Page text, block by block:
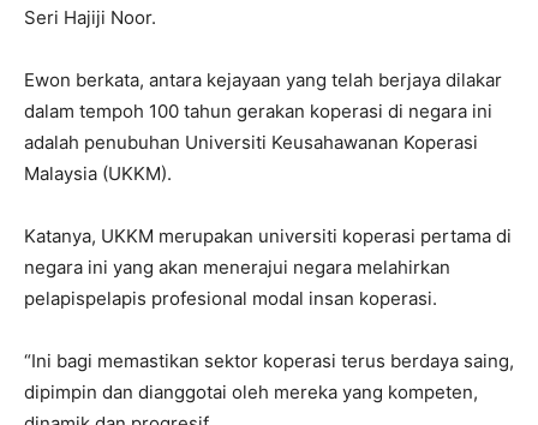
Seri Hajiji Noor.
Ewon berkata, antara kejayaan yang telah berjaya dilakar
dalam tempoh 100 tahun gerakan koperasi di negara ini
adalah penubuhan Universiti Keusahawanan Koperasi
Malaysia (UKKM).
Katanya, UKKM merupakan universiti koperasi pertama di
negara ini yang akan menerajui negara melahirkan
pelapispelapis profesional modal insan koperasi.
“Ini bagi memastikan sektor koperasi terus berdaya saing,
dipimpin dan dianggotai oleh mereka yang kompeten,